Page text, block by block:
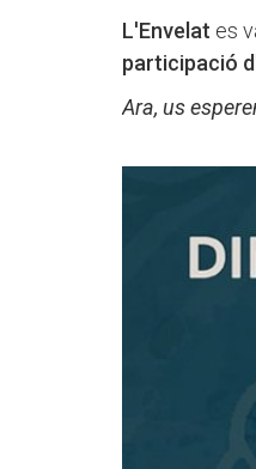
L'Envelat es
participació
Ara, us